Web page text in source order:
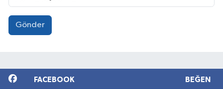
Gönder
FACEBOOK BEĞEN